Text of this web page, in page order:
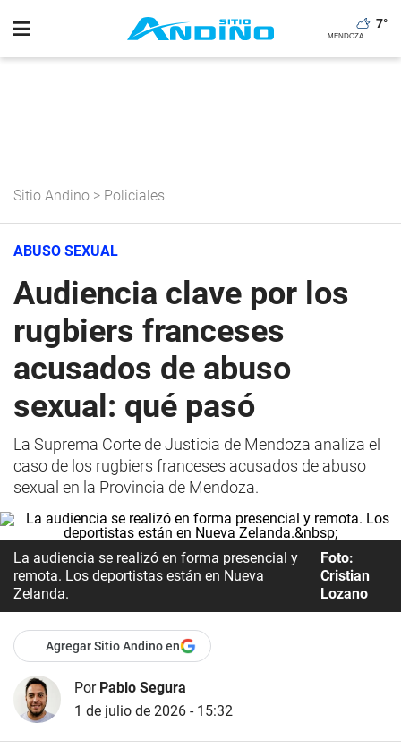
7°
Sitio Andino > Policiales
ABUSO SEXUAL
Audiencia clave por los
rugbiers franceses
acusados de abuso
sexual: qué pasó
La Suprema Corte de Justicia de Mendoza analiza el
caso de los rugbiers franceses acusados de abuso
sexual en la Provincia de Mendoza.
La audiencia se realizó en forma presencial y
remota. Los deportistas están en Nueva
Zelanda.
Foto:
Cristian
Lozano
Agregar Sitio Andino en
Por Pablo Segura
1 de julio de 2026 - 15:32